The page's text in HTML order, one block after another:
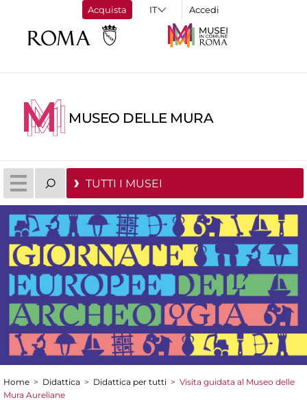
Acquista Accedi
MUSEO DELLE MURA
TUTTI I MUSEI
Tu sei qui
Home > Didattica > Didattica per tutti > Visita guidata al Museo delle
Mura Aureliane